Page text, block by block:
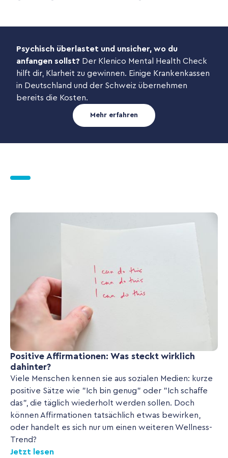
Psychisch überlastet und unsicher, wo du
anfangen sollst? Der Klenico Mental Health Check
hilft dir, Klarheit zu gewinnen. Einige Krankenkassen
in Deutschland und der Schweiz übernehmen
bereits die Kosten.
Mehr erfahren
Positive Affirmationen: Was steckt wirklich
dahinter?
Viele Menschen kennen sie aus sozialen Medien: kurze
positive Sätze wie "Ich bin genug" oder "Ich schaffe
das", die täglich wiederholt werden sollen. Doch
können Affirmationen tatsächlich etwas bewirken,
oder handelt es sich nur um einen weiteren Wellness-
Trend?
Jetzt lesen